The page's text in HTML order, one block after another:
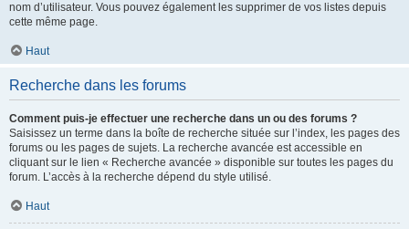
nom d’utilisateur. Vous pouvez également les supprimer de vos listes depuis
cette même page.
Haut
Recherche dans les forums
Comment puis-je effectuer une recherche dans un ou des forums ?
Saisissez un terme dans la boîte de recherche située sur l’index, les pages des
forums ou les pages de sujets. La recherche avancée est accessible en
cliquant sur le lien « Recherche avancée » disponible sur toutes les pages du
forum. L’accès à la recherche dépend du style utilisé.
Haut